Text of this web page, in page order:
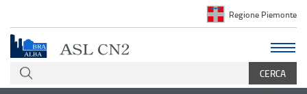
Regione Piemonte